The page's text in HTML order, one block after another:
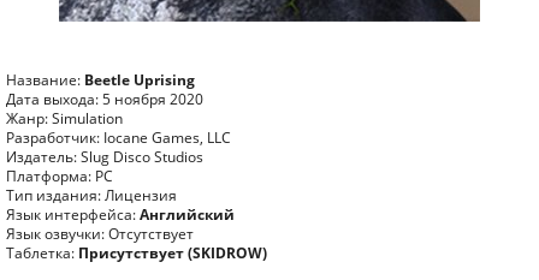
Название: Beetle Uprising
Дата выхода: 5 ноября 2020
Жанр: Simulation
Разработчик: Iocane Games, LLC
Издатель: Slug Disco Studios
Платформа: PC
Тип издания: Лицензия
Язык интерфейса:Английский
Язык озвучки: Отсутствует
Таблетка: Присутствует (SKIDROW)